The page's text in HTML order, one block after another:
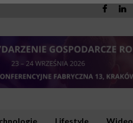
Lifestyle Wideo